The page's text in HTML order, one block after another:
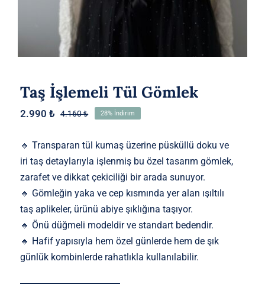
Taş İşlemeli Tül Gömlek
4.160₺Orijinal
4.160 ₺.
2.990₺
Şu
fiyat:
2.990 ₺.
28% İndirim
🔸 Transparan tül kumaş üzerine püsküllü doku ve
iri taş detaylarıyla işlenmiş bu özel tasarım gömlek,
zarafet ve dikkat çekiciliği bir arada sunuyor.
🔸 Gömleğin yaka ve cep kısmında yer alan ışıltılı
taş aplikeler, ürünü abiye şıklığına taşıyor.
🔸 Önü düğmeli modeldir ve standart bedendir.
🔸 Hafif yapısıyla hem özel günlerde hem de şık
günlük kombinlerde rahatlıkla kullanılabilir.